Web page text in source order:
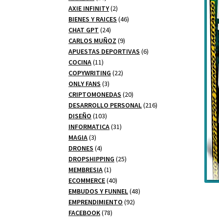
productos
AXIE INFINITY 22
productos
BIENES Y RAICES 4646
CHAT GPT 2424
productos
CARLOS MUÑOZ 99
productos
APUESTAS DEPORTIVAS 66
COCINA 1111
productos
COPYWRITING 2222
ONLY FANS 33
productos
CRIPTOMONEDAS 2020
productos
DESARROLLO PERSONAL 216216
DISEÑO 103103
productos
INFORMATICA 3131
MAGIA 33
productos
DRONES 44
productos
DROPSHIPPING 2525
MEMBRESIA 11
producto
ECOMMERCE 4040
productos
EMBUDOS Y FUNNEL 4848
EMPRENDIMIENTO 9292
FACEBOOK 7878